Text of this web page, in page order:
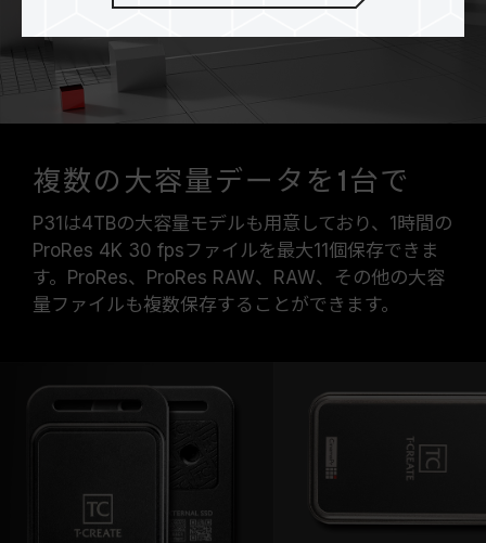
複数の大容量データを1台で
P31は4TBの大容量モデルも用意しており、1時間の
ProRes 4K 30 fpsファイルを最大11個保存できま
す。ProRes、ProRes RAW、RAW、その他の大容
量ファイルも複数保存することができます。